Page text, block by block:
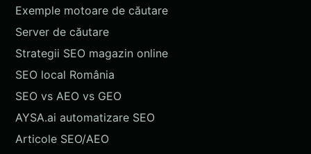
Exemple motoare de căutare
Server de căutare
Strategii SEO magazin online
SEO local România
SEO vs AEO vs GEO
AYSA.ai automatizare SEO
Articole SEO/AEO